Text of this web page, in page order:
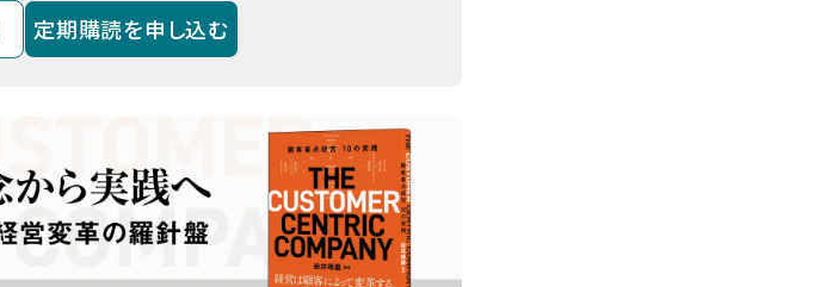
定期購読を申し込む